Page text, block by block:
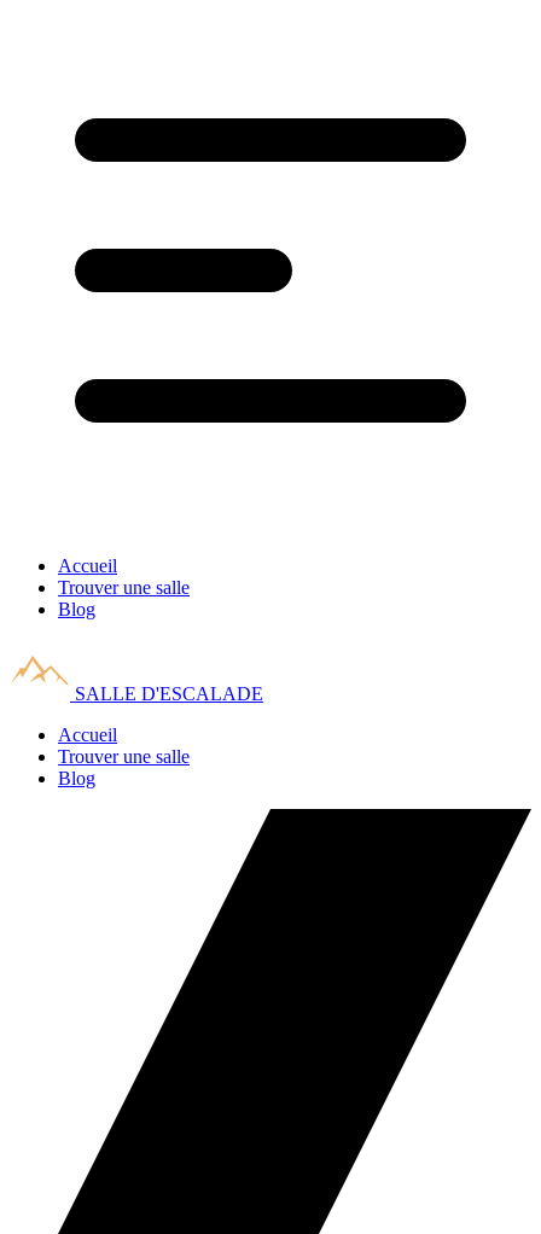
Accueil
Trouver une salle
Blog
SALLE D'ESCALADE
Accueil
Trouver une salle
Blog